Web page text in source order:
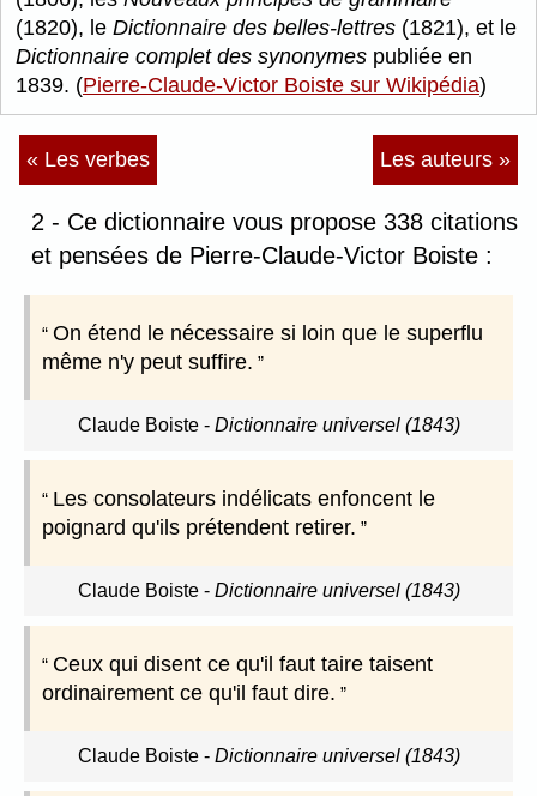
(1820), le Dictionnaire des belles-lettres (1821), et le
Dictionnaire complet des synonymes publiée en
1839. (Pierre-Claude-Victor Boiste sur Wikipédia)
« Les verbes Les auteurs »
2 - Ce dictionnaire vous propose 338 citations
et pensées de Pierre-Claude-Victor Boiste :
On étend le nécessaire si loin que le superflu
même n'y peut suffire.
Claude Boiste- Dictionnaire universel (1843)
Les consolateurs indélicats enfoncent le
poignard qu'ils prétendent retirer.
Claude Boiste- Dictionnaire universel (1843)
Ceux qui disent ce qu'il faut taire taisent
ordinairement ce qu'il faut dire.
Claude Boiste- Dictionnaire universel (1843)